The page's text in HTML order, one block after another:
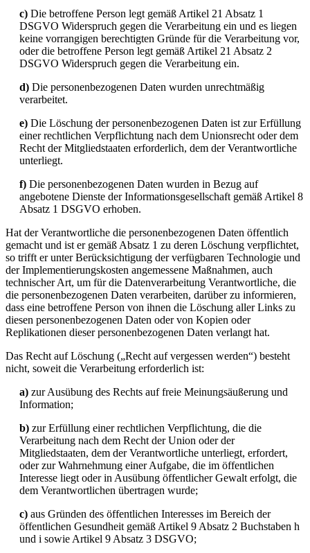
c) Die betroffene Person legt gemäß Artikel 21 Absatz 1
DSGVO Widerspruch gegen die Verarbeitung ein und es liegen
keine vorrangigen berechtigten Gründe für die Verarbeitung vor,
oder die betroffene Person legt gemäß Artikel 21 Absatz 2
DSGVO Widerspruch gegen die Verarbeitung ein.
d) Die personenbezogenen Daten wurden unrechtmäßig
verarbeitet.
e) Die Löschung der personenbezogenen Daten ist zur Erfüllung
einer rechtlichen Verpflichtung nach dem Unionsrecht oder dem
Recht der Mitgliedstaaten erforderlich, dem der Verantwortliche
unterliegt.
f) Die personenbezogenen Daten wurden in Bezug auf
angebotene Dienste der Informationsgesellschaft gemäß Artikel 8
Absatz 1 DSGVO erhoben.
Hat der Verantwortliche die personenbezogenen Daten öffentlich
gemacht und ist er gemäß Absatz 1 zu deren Löschung verpflichtet,
so trifft er unter Berücksichtigung der verfügbaren Technologie und
der Implementierungskosten angemessene Maßnahmen, auch
technischer Art, um für die Datenverarbeitung Verantwortliche, die
die personenbezogenen Daten verarbeiten, darüber zu informieren,
dass eine betroffene Person von ihnen die Löschung aller Links zu
diesen personenbezogenen Daten oder von Kopien oder
Replikationen dieser personenbezogenen Daten verlangt hat.
Das Recht auf Löschung („Recht auf vergessen werden“) besteht
nicht, soweit die Verarbeitung erforderlich ist:
a) zur Ausübung des Rechts auf freie Meinungsäußerung und
Information;
b) zur Erfüllung einer rechtlichen Verpflichtung, die die
Verarbeitung nach dem Recht der Union oder der
Mitgliedstaaten, dem der Verantwortliche unterliegt, erfordert,
oder zur Wahrnehmung einer Aufgabe, die im öffentlichen
Interesse liegt oder in Ausübung öffentlicher Gewalt erfolgt, die
dem Verantwortlichen übertragen wurde;
c) aus Gründen des öffentlichen Interesses im Bereich der
öffentlichen Gesundheit gemäß Artikel 9 Absatz 2 Buchstaben h
und i sowie Artikel 9 Absatz 3 DSGVO;